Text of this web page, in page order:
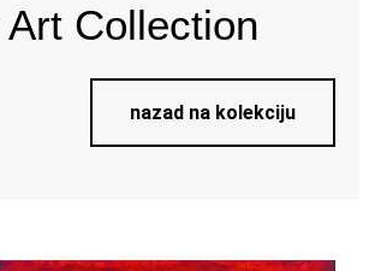
Art Collection
nazad na kolekciju